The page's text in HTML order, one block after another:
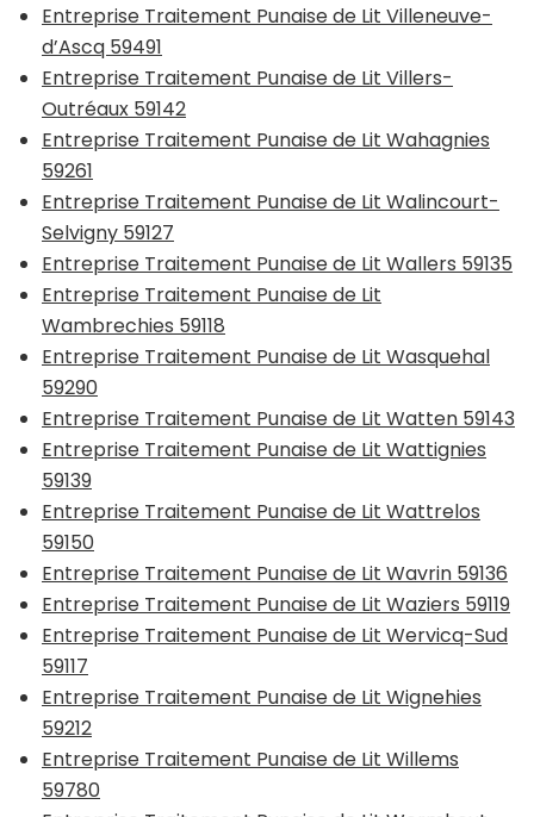
Entreprise Traitement Punaise de Lit Villeneuve-
d’Ascq 59491
Entreprise Traitement Punaise de Lit Villers-
Outréaux 59142
Entreprise Traitement Punaise de Lit Wahagnies
59261
Entreprise Traitement Punaise de Lit Walincourt-
Selvigny 59127
Entreprise Traitement Punaise de Lit Wallers 59135
Entreprise Traitement Punaise de Lit
Wambrechies 59118
Entreprise Traitement Punaise de Lit Wasquehal
59290
Entreprise Traitement Punaise de Lit Watten 59143
Entreprise Traitement Punaise de Lit Wattignies
59139
Entreprise Traitement Punaise de Lit Wattrelos
59150
Entreprise Traitement Punaise de Lit Wavrin 59136
Entreprise Traitement Punaise de Lit Waziers 59119
Entreprise Traitement Punaise de Lit Wervicq-Sud
59117
Entreprise Traitement Punaise de Lit Wignehies
59212
Entreprise Traitement Punaise de Lit Willems
59780